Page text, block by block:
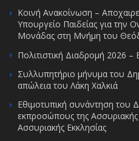
Κοινή Ανακοίνωση –
Υπουργείο Παιδείας για την
Μονάδας στη Μνήμη του
Πολιτιστική Διαδρομή 2026 –
Συλλυπητήριο μήνυμα του
απώλεια του Λάκη Χαλκιά
Εθιμοτυπική συνάντηση του
εκπροσώπους της Ασσυριακής
Ασσυριακής Εκκλησίας